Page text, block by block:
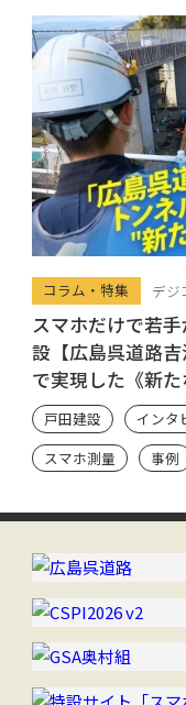
コラム・特集 デジ
スマホだけで若
設【広島呉道路
で実現した《新
Scan ユーザーの
戸田建設 インタ
スマホ測量
事例